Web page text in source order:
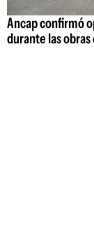
Ancap confirmó
durante las obras